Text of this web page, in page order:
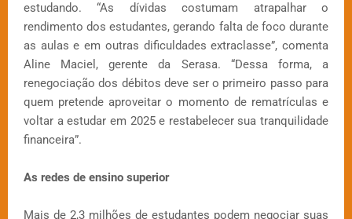
estudando. “As dívidas costumam atrapalhar o
rendimento dos estudantes, gerando falta de foco durante
as aulas e em outras dificuldades extraclasse”, comenta
Aline Maciel, gerente da Serasa. “Dessa forma, a
renegociação dos débitos deve ser o primeiro passo para
quem pretende aproveitar o momento de rematrículas e
voltar a estudar em 2025 e restabelecer sua tranquilidade
financeira”.
As redes de ensino superior
Mais de 2,3 milhões de estudantes podem negociar suas